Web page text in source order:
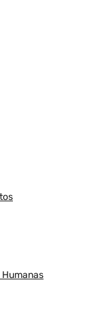
Humanas